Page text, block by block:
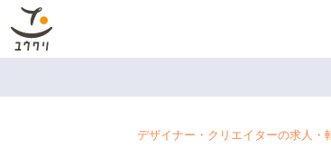
デザイナー・クリエイターの求人・